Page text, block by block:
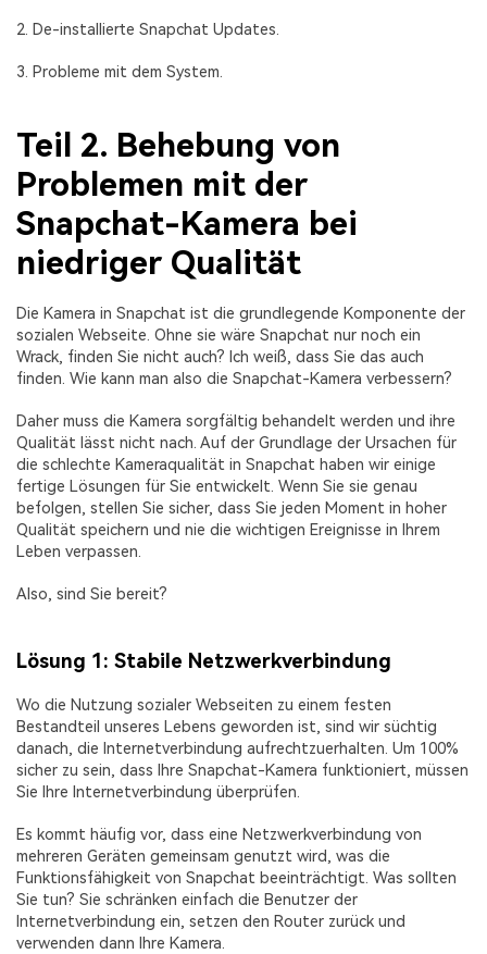
2. De-installierte Snapchat Updates.
3. Probleme mit dem System.
Teil 2. Behebung von
Problemen mit der
Snapchat-Kamera bei
niedriger Qualität
Die Kamera in Snapchat ist die grundlegende Komponente der
sozialen Webseite. Ohne sie wäre Snapchat nur noch ein
Wrack, finden Sie nicht auch? Ich weiß, dass Sie das auch
finden. Wie kann man also die Snapchat-Kamera verbessern?
Daher muss die Kamera sorgfältig behandelt werden und ihre
Qualität lässt nicht nach. Auf der Grundlage der Ursachen für
die schlechte Kameraqualität in Snapchat haben wir einige
fertige Lösungen für Sie entwickelt. Wenn Sie sie genau
befolgen, stellen Sie sicher, dass Sie jeden Moment in hoher
Qualität speichern und nie die wichtigen Ereignisse in Ihrem
Leben verpassen.
Also, sind Sie bereit?
Lösung 1: Stabile Netzwerkverbindung
Wo die Nutzung sozialer Webseiten zu einem festen
Bestandteil unseres Lebens geworden ist, sind wir süchtig
danach, die Internetverbindung aufrechtzuerhalten. Um 100%
sicher zu sein, dass Ihre Snapchat-Kamera funktioniert, müssen
Sie Ihre Internetverbindung überprüfen.
Es kommt häufig vor, dass eine Netzwerkverbindung von
mehreren Geräten gemeinsam genutzt wird, was die
Funktionsfähigkeit von Snapchat beeinträchtigt. Was sollten
Sie tun? Sie schränken einfach die Benutzer der
Internetverbindung ein, setzen den Router zurück und
verwenden dann Ihre Kamera.